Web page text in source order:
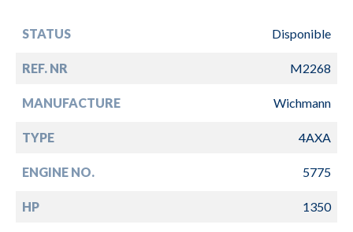
STATUS Disponible
REF. NR M2268
MANUFACTURE Wichmann
TYPE 4AXA
ENGINE NO. 5775
HP 1350